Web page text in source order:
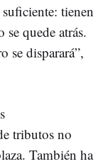
tienen
quede atrás.
se disparará”,
tributos no
También ha